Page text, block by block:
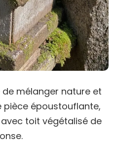
de mélanger nature et
pièce époustouflante,
toit végétalisé de